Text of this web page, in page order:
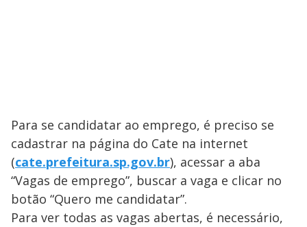
Para se candidatar ao emprego, é preciso se
cadastrar na página do Cate na internet
(cate.prefeitura.sp.gov.br), acessar a aba
“Vagas de emprego”, buscar a vaga e clicar no
botão “Quero me candidatar”.
Para ver todas as vagas abertas, é necessário,